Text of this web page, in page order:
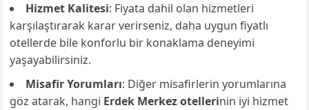
Hizmet Kalitesi: Fiyata dahil olan hizmetleri
karşılaştırarak karar verirseniz, daha uygun fiyatlı
otellerde bile konforlu bir konaklama deneyimi
yaşayabilirsiniz.
Misafir Yorumları: Diğer misafirlerin yorumlarına
göz atarak, hangi Erdek Merkez otellerinin iyi hizmet